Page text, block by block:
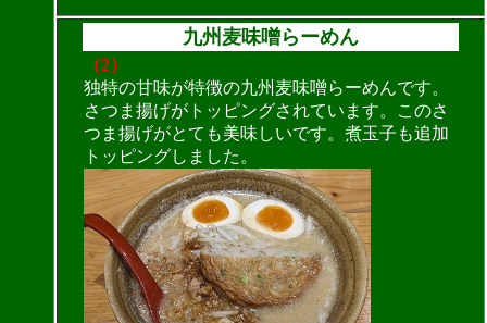
九州麦味噌らーめん
（2）
独特の甘味が特徴の九州麦味噌らーめんです。
さつま揚げがトッピングされています。このさ
つま揚げがとても美味しいです。煮玉子も追加
トッピングしました。